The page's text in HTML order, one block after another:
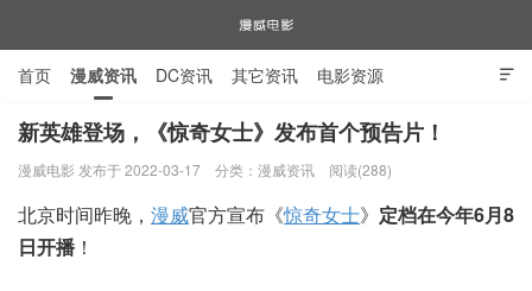

首页 漫威资讯 DC资讯 其它资讯 电影资源
电视剧资源 漫威图片
新英雄登场，《惊奇女士》发布首个预告片！
漫威电影 发布于 2022-03-17 分类： 漫威资讯 阅读(288)
北京时间昨晚， 漫威官方宣布《惊奇女士》 定档在今年6月8
日开播 ！